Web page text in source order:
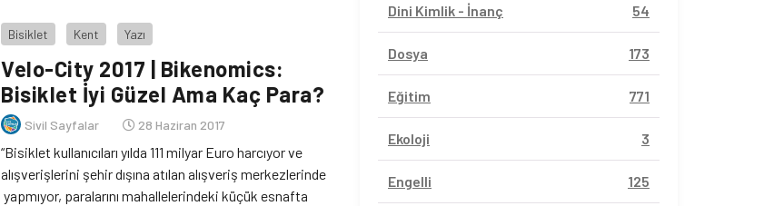
Bisiklet Kent Yazı
Velo-City 2017 | Bikenomics:
Bisiklet İyi Güzel Ama Kaç Para?
Sivil Sayfalar 28 Haziran 2017
“Bisiklet kullanıcıları yılda 111 milyar Euro harcıyor ve
alışverişlerini şehir dışına atılan alışveriş merkezlerinde
yapmıyor, paralarını mahallelerindeki küçük esnafta
Dini Kimlik - İnanç 54
Dosya 173
Eğitim 771
Ekoloji 3
Engelli 125